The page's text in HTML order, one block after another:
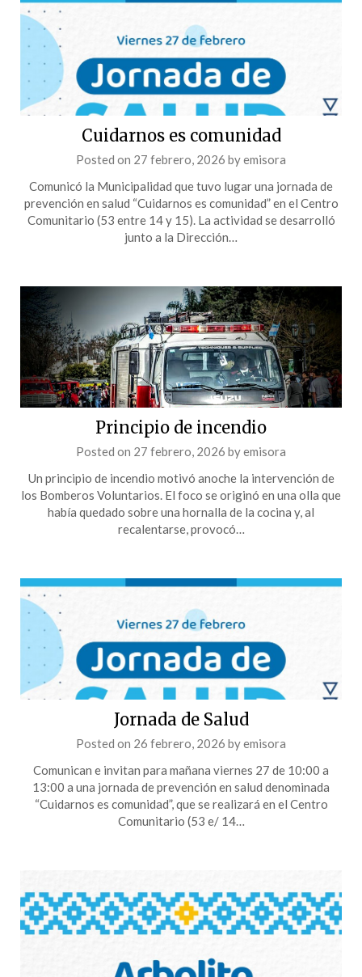
Cuidarnos es comunidad
Posted on 27 febrero, 2026 byemisora
Comunicó la Municipalidad que tuvo lugar una jornada de
prevención en salud “Cuidarnos es comunidad” en el Centro
Comunitario (53 entre 14 y 15). La actividad se desarrolló
junto a la Dirección…
Principio de incendio
Posted on 27 febrero, 2026 byemisora
Un principio de incendio motivó anoche la intervención de
los Bomberos Voluntarios. El foco se originó en una olla que
había quedado sobre una hornalla de la cocina y, al
recalentarse, provocó…
Jornada de Salud
Posted on 26 febrero, 2026 byemisora
Comunican e invitan para mañana viernes 27 de 10:00 a
13:00 a una jornada de prevención en salud denominada
“Cuidarnos es comunidad”, que se realizará en el Centro
Comunitario (53 e/ 14…